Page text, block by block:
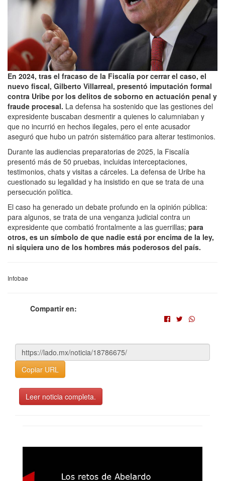
En 2024, tras el fracaso de la Fiscalía por cerrar el caso, el
nuevo fiscal, Gilberto Villarreal, presentó imputación formal
contra Uribe por los delitos de soborno en actuación penal y
fraude procesal. La defensa ha sostenido que las gestiones del
expresidente buscaban desmentir a quienes lo calumniaban y
que no incurrió en hechos ilegales, pero el ente acusador
aseguró que hubo un patrón sistemático para alterar testimonios.
Durante las audiencias preparatorias de 2025, la Fiscalía
presentó más de 50 pruebas, incluidas interceptaciones,
testimonios, chats y visitas a cárceles. La defensa de Uribe ha
cuestionado su legalidad y ha insistido en que se trata de una
persecución política.
El caso ha generado un debate profundo en la opinión pública:
para algunos, se trata de una venganza judicial contra un
expresidente que combatió frontalmente a las guerrillas; para
otros, es un símbolo de que nadie está por encima de la ley,
ni siquiera uno de los hombres más poderosos del país.
Infobae
Compartir en:
Copiar URL
Leer noticia completa.